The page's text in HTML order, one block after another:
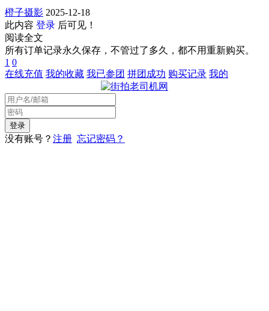
橙子摄影 2025-12-18
此内容 登录 后可见！
阅读全文
所有订单记录永久保存，不管过了多久，都不用重新购买。
1 0
在线充值 我的收藏 我已参团 拼团成功 购买记录 我的
没有账号？ 注册 忘记密码？